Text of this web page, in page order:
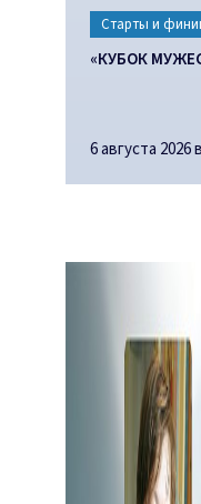
Старты и
«КУБОК
6 августа 2026